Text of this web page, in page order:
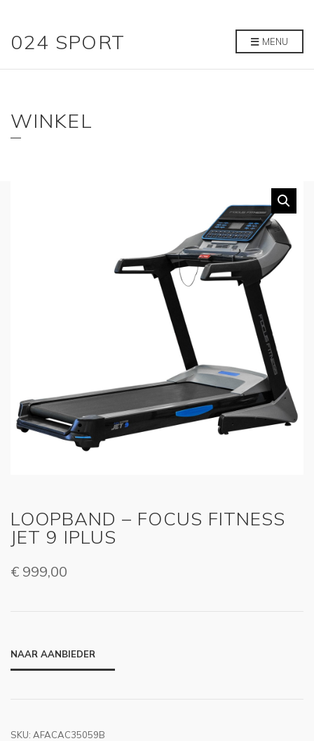
024 SPORT MENU
WINKEL
LOOPBAND – FOCUS FITNESS
JET 9 IPLUS
€ 999,00
NAAR AANBIEDER
SKU: AFACAC35059B